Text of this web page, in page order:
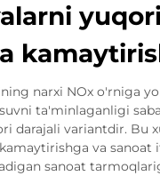
yuqori
narxi NOx o'rniga
ta'minlaganligi
darajali variantdir. Bu
va sanoat
sanoat